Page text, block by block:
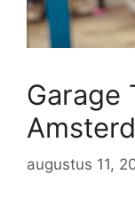
Garage
augustus 11,